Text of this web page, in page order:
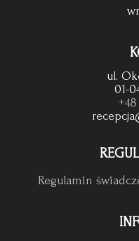
ul.
01-
+48
Regulamin